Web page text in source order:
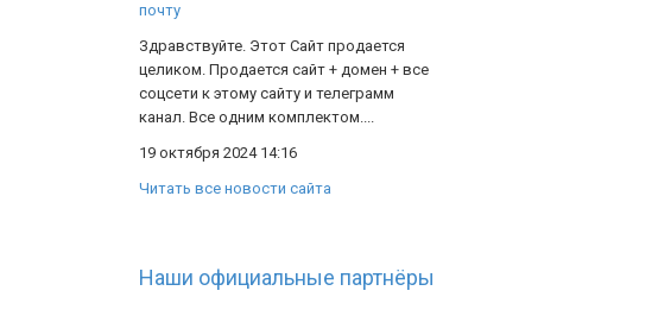
почту
Здравствуйте. Этот Сайт продается
целиком. Продается сайт + домен + все
соцсети к этому сайту и телеграмм
канал. Все одним комплектом....
19 октября 2024 14:16
Читать все новости сайта
Наши официальные партнёры